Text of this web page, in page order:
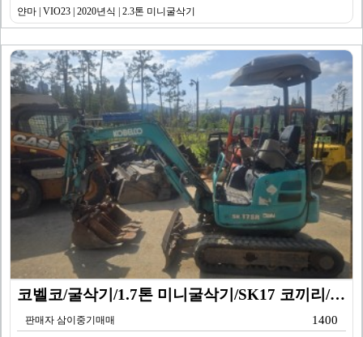
얀마 | VIO23 | 2020년식 | 2.3톤 미니굴삭기
코벨코/굴삭기/1.7톤 미니굴삭기/SK17 코끼리/20…
판매자 삼이중기매매 1400